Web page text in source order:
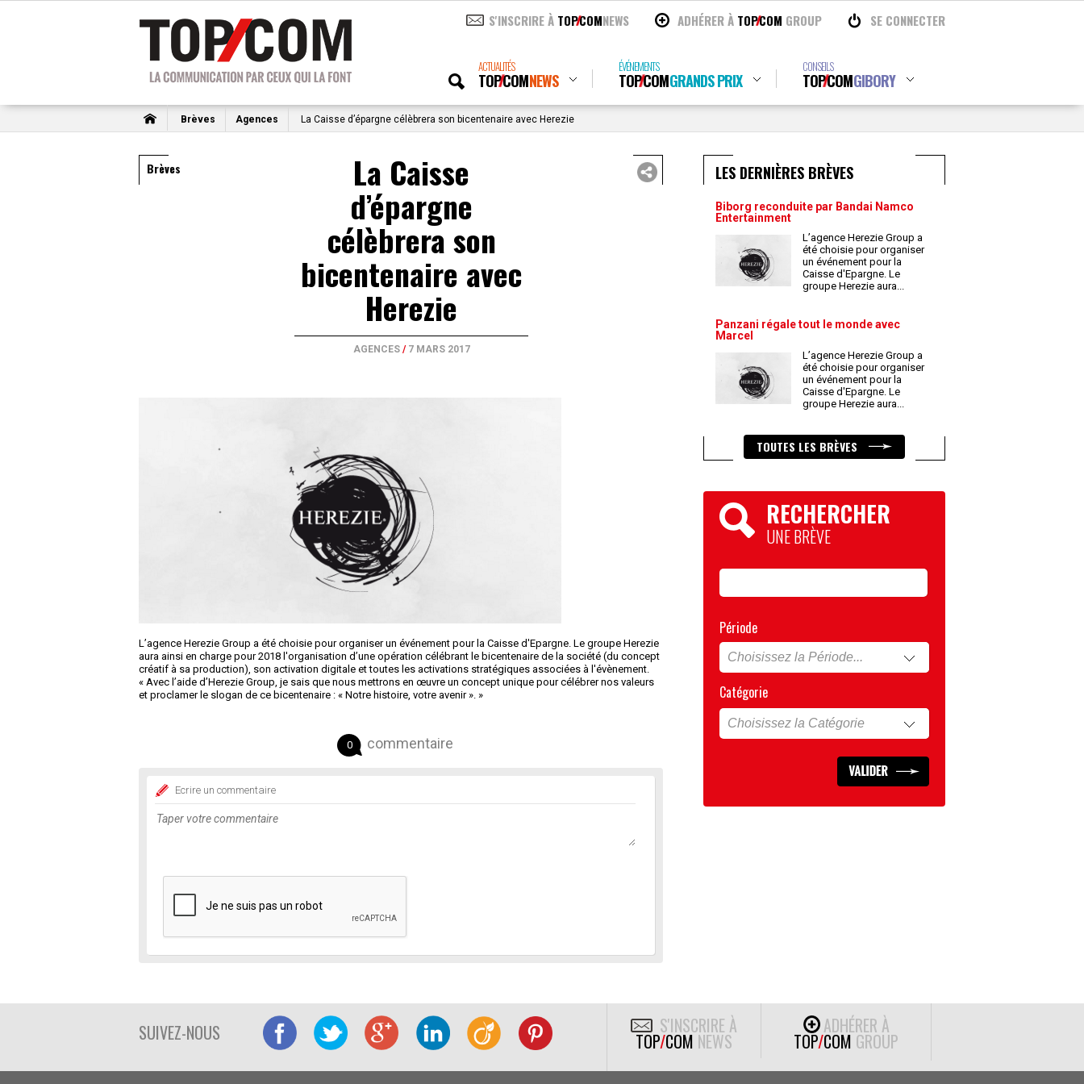
S'INSCRIRE À TOPCOMNEWS ADHÉRER À TOPCOM GROUP SE CONNECTER
ACTUALITÉS
TOPCOMNEWS
ÉVÉNEMENTS
TOPCOMGRANDS PRIX
CONSEILS
TOPCOMGIBORY
Brèves Agences La Caisse d’épargne célèbrera son bicentenaire avec Herezie
Brèves La Caisse
d’épargne
célèbrera son
bicentenaire avec
Herezie
AGENCES/ 7 MARS 2017
L’agence Herezie Group a été choisie pour organiser un événement pour la Caisse d'Epargne. Le groupe Herezie
aura ainsi en charge pour 2018 l'organisation d’une opération célébrant le bicentenaire de la société (du concept
créatif à sa production), son activation digitale et toutes les activations stratégiques associées à l'évènement.
« Avec l’aide d’Herezie Group, je sais que nous mettrons en œuvre un concept unique pour célébrer nos valeurs
et proclamer le slogan de ce bicentenaire : « Notre histoire, votre avenir ». »
0 commentaire
Ecrire un commentaire
LES DERNIÈRES BRÈVES
Biborg reconduite par Bandai Namco
Entertainment
L’agence Herezie Group a
été choisie pour organiser
un événement pour la
Caisse d'Epargne. Le
groupe Herezie aura...
Panzani régale tout le monde avec
Marcel
L’agence Herezie Group a
été choisie pour organiser
un événement pour la
Caisse d'Epargne. Le
groupe Herezie aura...
TOUTES LES BRÈVES
RECHERCHER
UNE BRÈVE
Période
Catégorie
SUIVEZ-NOUS S'INSCRIRE À
TOP/COM NEWS
ADHÉRER À
TOP/COM GROUP